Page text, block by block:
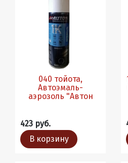
040 тойота,
Автоэмаль-
аэрозоль "Автон
423 руб.
В корзину